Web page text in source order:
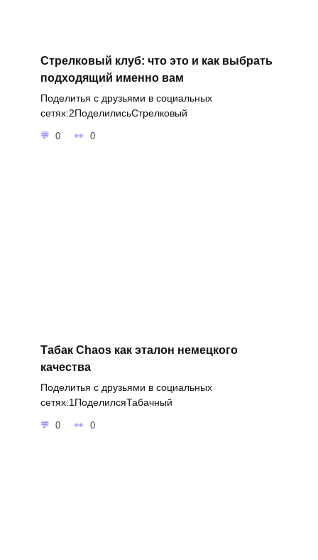
Стрелковый клуб: что это и как выбрать
подходящий именно вам
Поделитья с друзьями в социальных
сетях:2ПоделилисьСтрелковый
0 0
Табак Сhaos как эталон немецкого
качества
Поделитья с друзьями в социальных
сетях:1ПоделилсяТабачный
0 0